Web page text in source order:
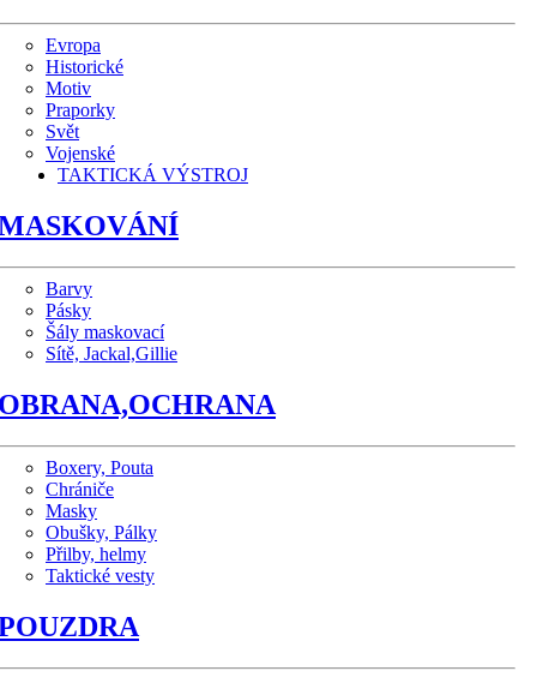
Evropa
Historické
Motiv
Praporky
Svět
Vojenské
TAKTICKÁ VÝSTROJ
Barvy
Pásky
Šály maskovací
Sítě, Jackal,Gillie
Boxery, Pouta
Chrániče
Masky
Obušky, Pálky
Přilby, helmy
Taktické vesty